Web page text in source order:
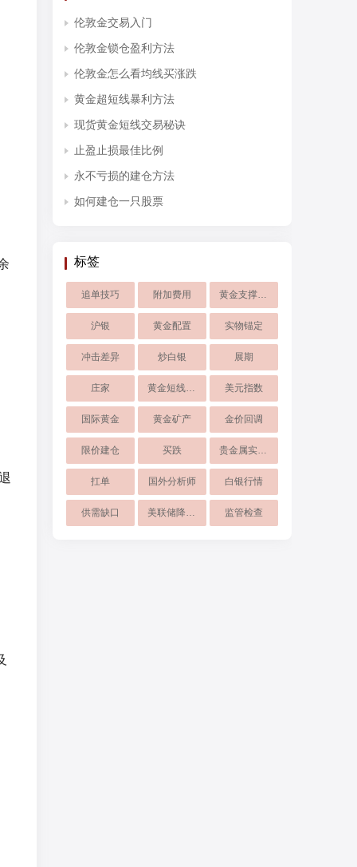
伦敦金交易入门
伦敦金锁仓盈利方法
伦敦金怎么看均线买涨跌
黄金超短线暴利方法
现货黄金短线交易秘诀
止盈止损最佳比例
永不亏损的建仓方法
如何建仓一只股票
标签
追单技巧 附加费用 黄金支撑破位
沪银 黄金配置 实物锚定
冲击差异 炒白银 展期
庄家 黄金短线回落 美元指数
国际黄金 黄金矿产 金价回调
限价建仓 买跌 贵金属实时交易软件
扛单 国外分析师 白银行情
供需缺口 美联储降息预期 监管检查